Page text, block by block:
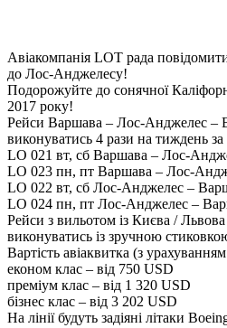
Авіакомпанія LOT рада
до Лос-Анджелесу!
Подорожуйте до сонячної
2017 року!
Рейси Варшава – Лос-Анджелес –
виконуватись 4 рази на тиждень
LO 021 вт, сб Варшава – Лос-
LO 023 пн, пт Варшава – Лос-
LO 022 вт, сб Лос-Анджелес –
LO 024 пн, пт Лос-Анджелес –
Рейси з вильотом із Києва /
виконуватись із зручною
Вартість авіаквитка (з урахуванням
економ клас – від 750 USD
преміум клас – від 1 320 USD
бізнес клас – від 3 202 USD
На лінії будуть задіяні літаки